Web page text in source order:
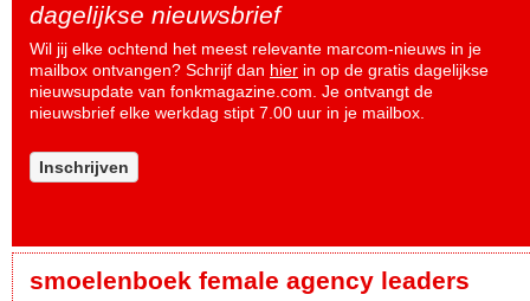
dagelijkse nieuwsbrief
Wil jij elke ochtend het meest relevante marcom-nieuws in je
mailbox ontvangen? Schrijf dan hier in op de gratis dagelijkse
nieuwsupdate van fonkmagazine.com. Je ontvangt de
nieuwsbrief elke werkdag stipt 7.00 uur in je mailbox.
Inschrijven
smoelenboek female agency leaders